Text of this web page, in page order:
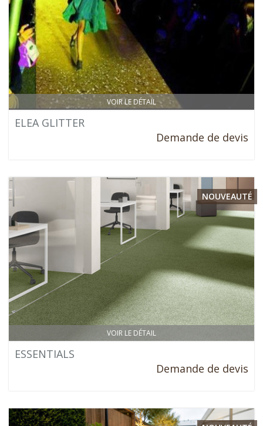
VOIR LE DÉTAIL
ELEA GLITTER
Demande de devis
VOIR LE DÉTAIL
NOUVEAUTÉ
ESSENTIALS
Demande de devis